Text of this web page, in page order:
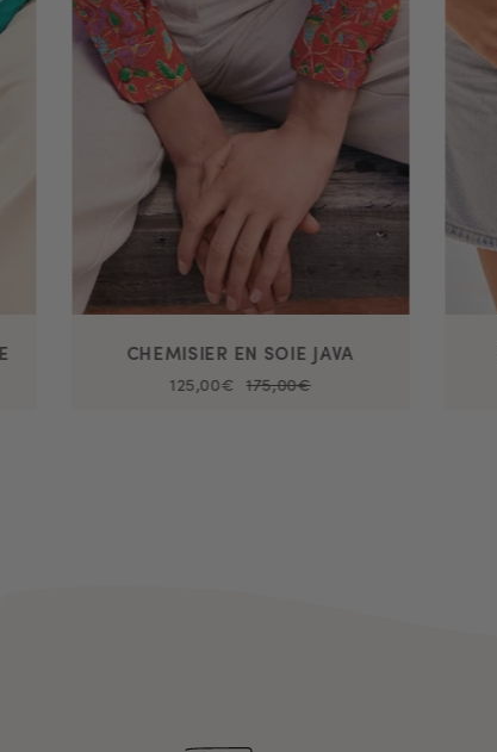
CHEMISIER EN SOIE JAVA
125,00€ 175,00€